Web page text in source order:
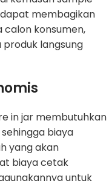
membagikan
calon konsumen,
langsung
in jar membutuhkan
biaya
yang akan
biaya cetak
untuk